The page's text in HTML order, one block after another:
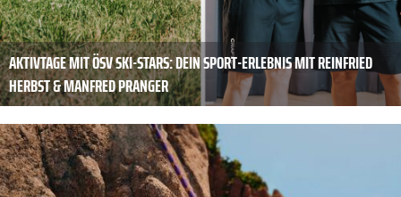
AKTIVTAGE MIT ÖSV SKI-STARS: DEIN SPORT-ERLEBNIS MIT REINFRIED
HERBST & MANFRED PRANGER